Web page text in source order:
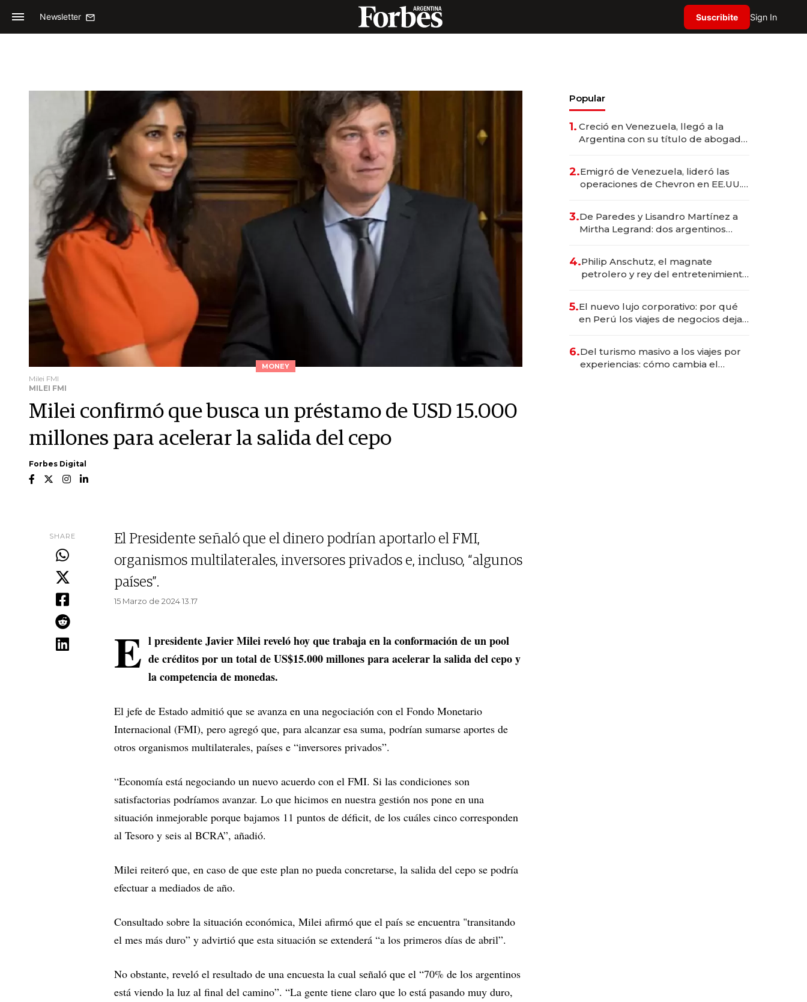
Newsletter Suscribite Sign In
MONEY
Milei FMI
MILEI FMI
Milei confirmó que busca un préstamo de USD 15.000
millones para acelerar la salida del cepo
Forbes Digital
SHARE
El Presidente señaló que el dinero podrían aportarlo el FMI,
organismos multilaterales, inversores privados e, incluso, “algunos
países”.
15 Marzo de 2024 13.17
E l presidente Javier Milei reveló hoy que trabaja en la conformación de un pool
de créditos por un total de US$15.000 millones para acelerar la salida del cepo y
la competencia de monedas.
El jefe de Estado admitió que se avanza en una negociación con el Fondo Monetario
Internacional (FMI), pero agregó que, para alcanzar esa suma, podrían sumarse aportes de
otros organismos multilaterales, países e “inversores privados”.
“Economía está negociando un nuevo acuerdo con el FMI. Si las condiciones son
satisfactorias podríamos avanzar. Lo que hicimos en nuestra gestión nos pone en una
situación inmejorable porque bajamos 11 puntos de déficit, de los cuáles cinco corresponden
al Tesoro y seis al BCRA”, añadió.
Milei reiteró que, en caso de que este plan no pueda concretarse, la salida del cepo se podría
efectuar a mediados de año.
Consultado sobre la situación económica, Milei afirmó que el país se encuentra "transitando
el mes más duro” y advirtió que esta situación se extenderá “a los primeros días de abril”.
No obstante, reveló el resultado de una encuesta la cual señaló que el “70% de los argentinos
está viendo la luz al final del camino”. “La gente tiene claro que lo está pasando muy duro,
Popular
1. Creció en Venezuela, llegó a la
Argentina con su título de abogado
marcas "fast premium"
2.Emigró de Venezuela, lideró las
operaciones de Chevron en EE.UU. y
3.De Paredes y Lisandro Martínez a
Mirtha Legrand: dos argentinos
4.Philip Anschutz, el magnate
petrolero y rey del entretenimiento
5.El nuevo lujo corporativo: por qué
en Perú los viajes de negocios dejan
6.Del turismo masivo a los viajes por
experiencias: cómo cambia el